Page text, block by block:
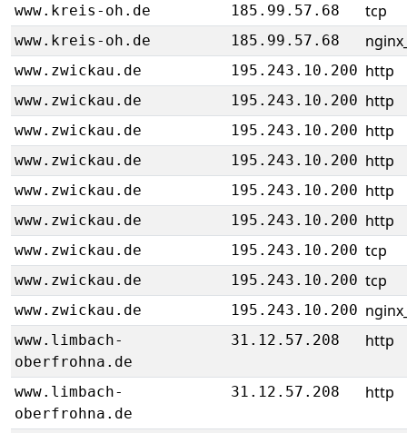
www.kreis-oh.de 185.99.57.68 tcp
www.kreis-oh.de 185.99.57.68
www.zwickau.de 195.243.10.200 http
www.zwickau.de 195.243.10.200 http
www.zwickau.de 195.243.10.200 http
www.zwickau.de 195.243.10.200 http
www.zwickau.de 195.243.10.200 http
www.zwickau.de 195.243.10.200 http
www.zwickau.de 195.243.10.200 tcp
www.zwickau.de 195.243.10.200 tcp
www.zwickau.de 195.243.10.200
www.limbach-
oberfrohna.de
31.12.57.208 http
www.limbach-
oberfrohna.de
31.12.57.208 http